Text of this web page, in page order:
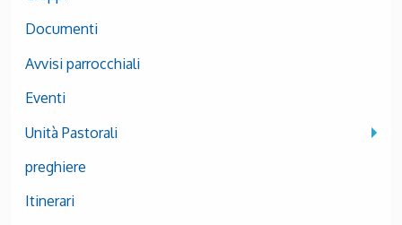
Documenti
Avvisi parrocchiali
Eventi
Unità Pastorali
preghiere
Itinerari